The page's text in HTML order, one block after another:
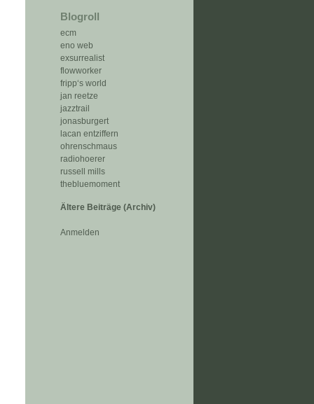
Blogroll
ecm
eno web
exsurrealist
flowworker
fripp‘s world
jan reetze
jazztrail
jonasburgert
lacan entziffern
ohrenschmaus
radiohoerer
russell mills
thebluemoment
Ältere Beiträge (Archiv)
Anmelden